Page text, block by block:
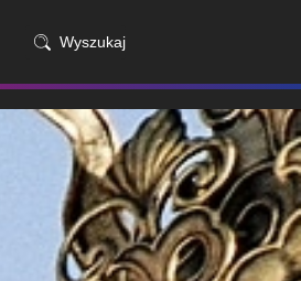
Wyszukaj